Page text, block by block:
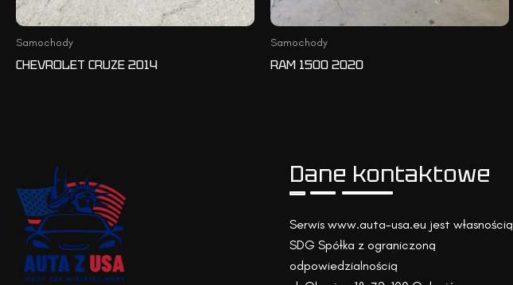
Samochody
CHEVROLET CRUZE 2014
Samochody
RAM 1500 2020
Dane kontaktowe
Serwis www.auta-usa.eu jest własnością
SDG Spółka z ograniczoną
odpowiedzialnością